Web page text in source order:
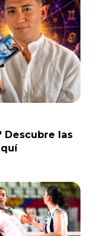
Descubre las